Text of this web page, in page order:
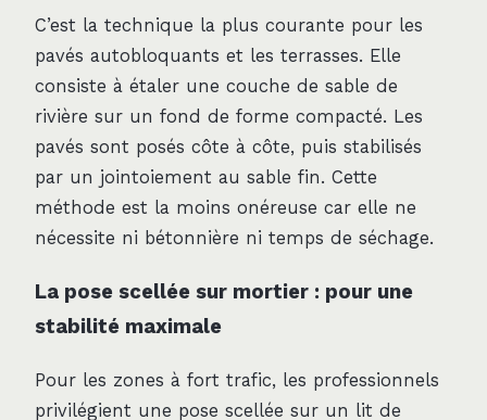
C’est la technique la plus courante pour les
pavés autobloquants et les terrasses. Elle
consiste à étaler une couche de sable de
rivière sur un fond de forme compacté. Les
pavés sont posés côte à côte, puis stabilisés
par un jointoiement au sable fin. Cette
méthode est la moins onéreuse car elle ne
nécessite ni bétonnière ni temps de séchage.
La pose scellée sur mortier : pour une
stabilité maximale
Pour les zones à fort trafic, les professionnels
privilégient une pose scellée sur un lit de